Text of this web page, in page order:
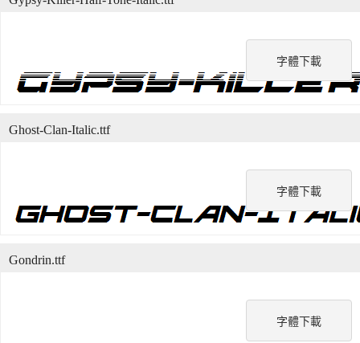
字體下載
字體下載
Ghost-Clan-Italic.ttf
字體下載
Gondrin.ttf